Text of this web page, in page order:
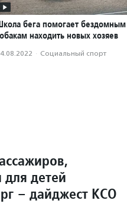
бега помогает бездомным
находить новых хозяев
· Социальный спорт
детей
– дайджест КСО